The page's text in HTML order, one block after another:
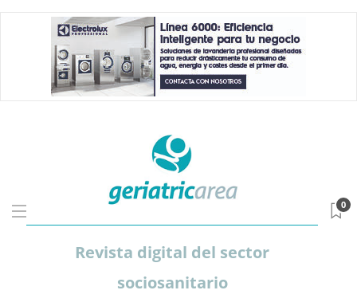
Revista digital del sector
sociosanitario
0